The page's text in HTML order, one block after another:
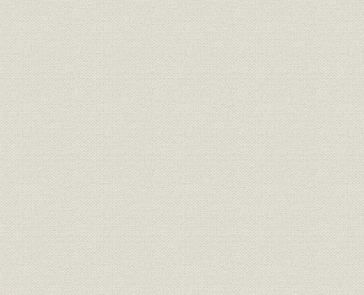
技術
「モートルの明電」から「パワ
ートロニクスの明電」へ 1972●
昭和47年→平成元年●1989
昭和51年
(1989年)